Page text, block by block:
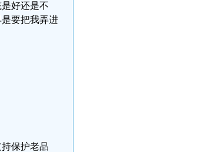
好还是不
要把我弄进
保护老品